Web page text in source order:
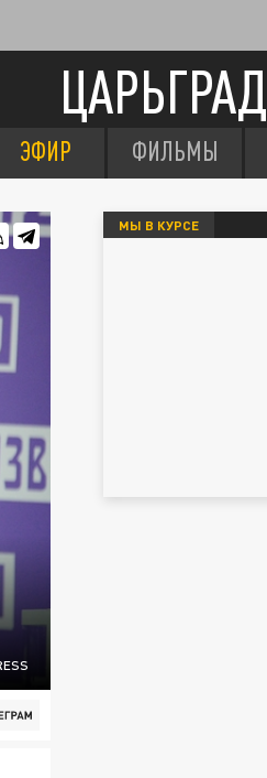
ЦАРЬГРАД
ЭФИР ФИЛЬМЫ
МЫ В КУРСЕ